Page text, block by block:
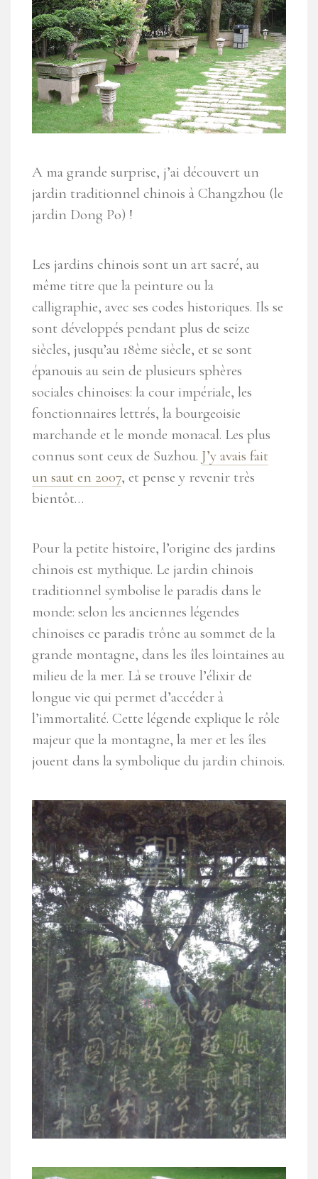
A ma grande surprise, j’ai découvert un
jardin traditionnel chinois à Changzhou (le
jardin Dong Po) !
Les jardins chinois sont un art sacré, au
même titre que la peinture ou la
calligraphie, avec ses codes historiques. Ils se
sont développés pendant plus de seize
siècles, jusqu’au 18ème siècle, et se sont
épanouis au sein de plusieurs sphères
sociales chinoises: la cour impériale, les
fonctionnaires lettrés, la bourgeoisie
marchande et le monde monacal. Les plus
connus sont ceux de Suzhou. J’y avais fait
un saut en 2007, et pense y revenir très
bientôt…
Pour la petite histoire, l’origine des jardins
chinois est mythique. Le jardin chinois
traditionnel symbolise le paradis dans le
monde: selon les anciennes légendes
chinoises ce paradis trône au sommet de la
grande montagne, dans les îles lointaines au
milieu de la mer. Là se trouve l’élixir de
longue vie qui permet d’accéder à
l’immortalité. Cette légende explique le rôle
majeur que la montagne, la mer et les îles
jouent dans la symbolique du jardin chinois.